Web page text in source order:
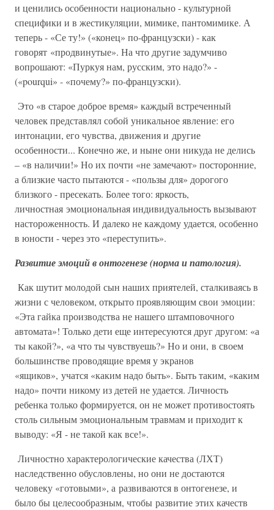
и ценились особенности национально - культурной
специфики и в жестикуляции, мимике, пантомимике. А
теперь - «Се ту!» («конец» по-французски) - как
говорят «продвинутые». На что другие задумчиво
вопрошают: «Пуркуя нам, русским, это надо?» -
(«pourqui» - «почему?» по-французски).
Это «в старое доброе время» каждый встреченный
человек представлял собой уникальное явление: его
интонации, его чувства, движения и другие
особенности... Конечно же, и ныне они никуда не делись
– «в наличии!» Но их почти «не замечают» посторонние,
а близкие часто пытаются - «пользы для» дорогого
близкого - пресекать. Более того: яркость,
личностная эмоциональная индивидуальность вызывают
настороженность. И далеко не каждому удается, особенно
в юности - через это «переступить».
Развитие эмоций в онтогенезе (норма и патология).
Как шутит молодой сын наших приятелей, сталкиваясь в
жизни с человеком, открыто проявляющим свои эмоции:
«Эта гайка производства не нашего штамповочного
автомата»! Только дети еще интересуются друг другом: «а
ты какой?», «а что ты чувствуешь?» Но и они, в своем
большинстве проводящие время у экранов
«ящиков», учатся «каким надо быть». Быть таким, «каким
надо» почти никому из детей не удается. Личность
ребенка только формируется, он не может противостоять
столь сильным эмоциональным травмам и приходит к
выводу: «Я - не такой как все!».
Личностно характерологические качества (ЛХТ)
наследственно обусловлены, но они не достаются
человеку «готовыми», а развиваются в онтогенезе, и
было бы целесообразным, чтобы развитие этих качеств